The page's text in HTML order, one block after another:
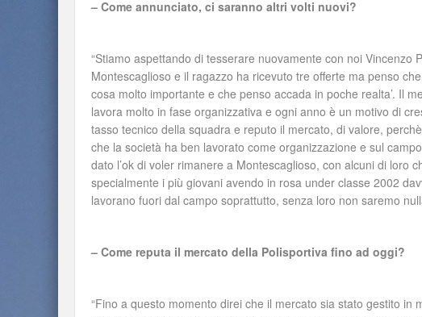
– Come annunciato, ci saranno altri volti nuovi?
“Stiamo aspettando di tesserare nuovamente con noi
Montescaglioso e il ragazzo ha ricevuto tre offerte ma penso
cosa molto importante e che penso accada in poche realta’. Il
lavora molto in fase organizzativa e ogni anno è un motivo di
tasso tecnico della squadra e reputo il mercato, di valore,
che la società ha ben lavorato come organizzazione e sul
dato l’ok di voler rimanere a Montescaglioso, con alcuni di loro
specialmente i più giovani avendo in rosa under classe 2002
lavorano fuori dal campo soprattutto, senza loro non saremo
– Come reputa il mercato della Polisportiva fino ad oggi?
“Fino a questo momento direi che il mercato sia stato gestito in